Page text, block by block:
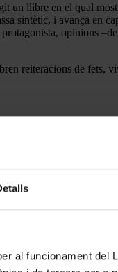
al funcionament del
un llibre en el qual
sintètic, i avança en
opinions
reiteracions de fets,